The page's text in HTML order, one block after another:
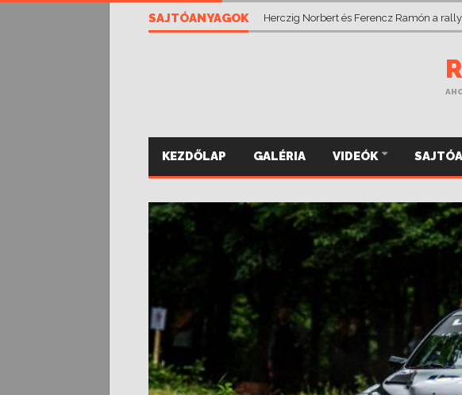
SAJTÓANYAGOK Herczig Norbert és Ferencz Ramón a
Vánsza Zsolt eddig csak jobbról figyelt,
KEZDŐLAP GALÉRIA VIDEÓK